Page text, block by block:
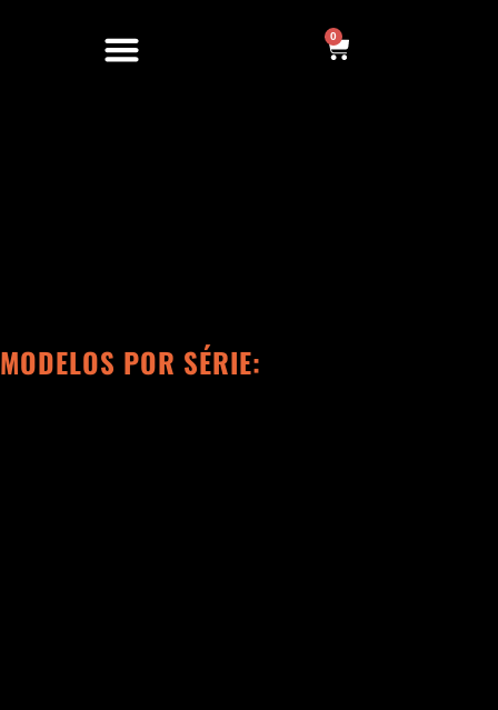
0
Cart
MODELOS POR SÉRIE: